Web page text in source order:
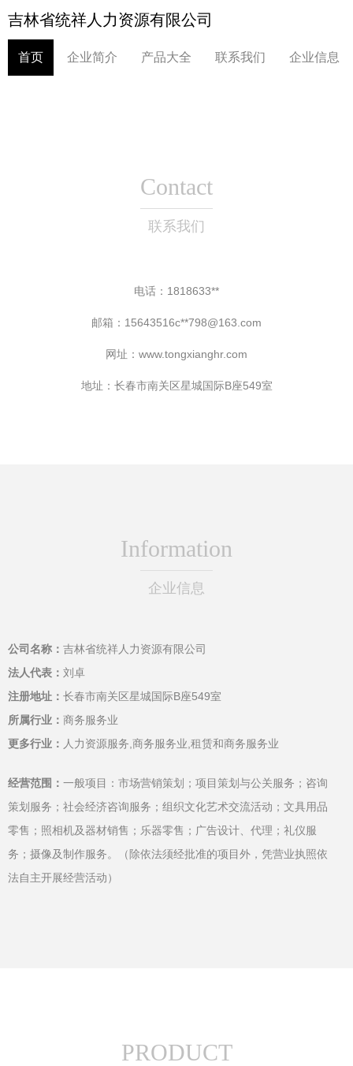
吉林省统祥人力资源有限公司
首页 企业简介 产品大全 联系我们 企业信息
Contact
联系我们
电话：1818633**
邮箱：15643516c**798@163.com
网址： www.tongxianghr.com
地址：长春市南关区星城国际B座549室
Information
企业信息
公司名称： 吉林省统祥人力资源有限公司
法人代表： 刘卓
注册地址： 长春市南关区星城国际B座549室
所属行业： 商务服务业
更多行业： 人力资源服务,商务服务业,租赁和商务服务业
经营范围： 一般项目：市场营销策划；项目策划与公关服务；咨询
策划服务；社会经济咨询服务；组织文化艺术交流活动；文具用品
零售；照相机及器材销售；乐器零售；广告设计、代理；礼仪服
务；摄像及制作服务。（除依法须经批准的项目外，凭营业执照依
法自主开展经营活动）
PRODUCT